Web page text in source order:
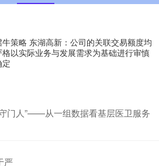
牛策略 东湖高新：公司的关联交易额度均
格以实际业务与发展需求为基础进行审慎
定
门人”——从一组数据看基层医卫服务
严